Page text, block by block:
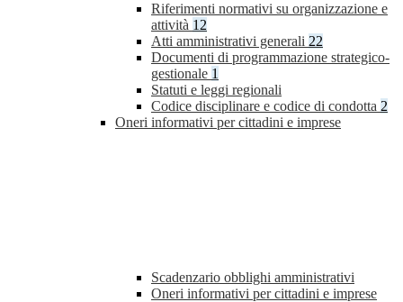
Riferimenti normativi su organizzazione e
attività 12
Atti amministrativi generali 22
Documenti di programmazione strategico-
gestionale 1
Statuti e leggi regionali
Codice disciplinare e codice di condotta 2
Oneri informativi per cittadini e imprese
Scadenzario obblighi amministrativi
Oneri informativi per cittadini e imprese